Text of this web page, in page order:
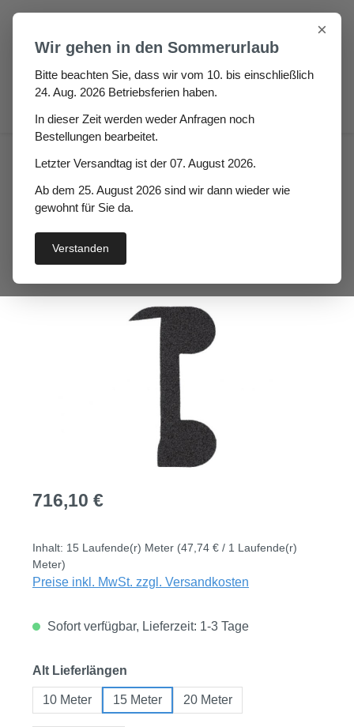
Zum Hauptinhalt springen
Auto / Wohnmobil / Boot
Boot
Kunststoffscheuerleiste
Flenko
Bildergalerie überspringen
Regulärer Preis:
716,10 €
Inhalt: 15 Laufende(r) Meter (47,74 € / 1 Laufende(r)
Meter)
Preise inkl. MwSt. zzgl. Versandkosten
Sofort verfügbar, Lieferzeit: 1-3 Tage
Alt Lieferlängen
10 Meter 15 Meter 20 Meter
×
Wir gehen in den Sommerurlaub
Bitte beachten Sie, dass wir vom 10. bis einschließlich
24. Aug. 2026 Betriebsferien haben.
In dieser Zeit werden weder Anfragen noch
Bestellungen bearbeitet.
Letzter Versandtag ist der 07. August 2026.
Ab dem 25. August 2026 sind wir dann wieder wie
gewohnt für Sie da.
Verstanden